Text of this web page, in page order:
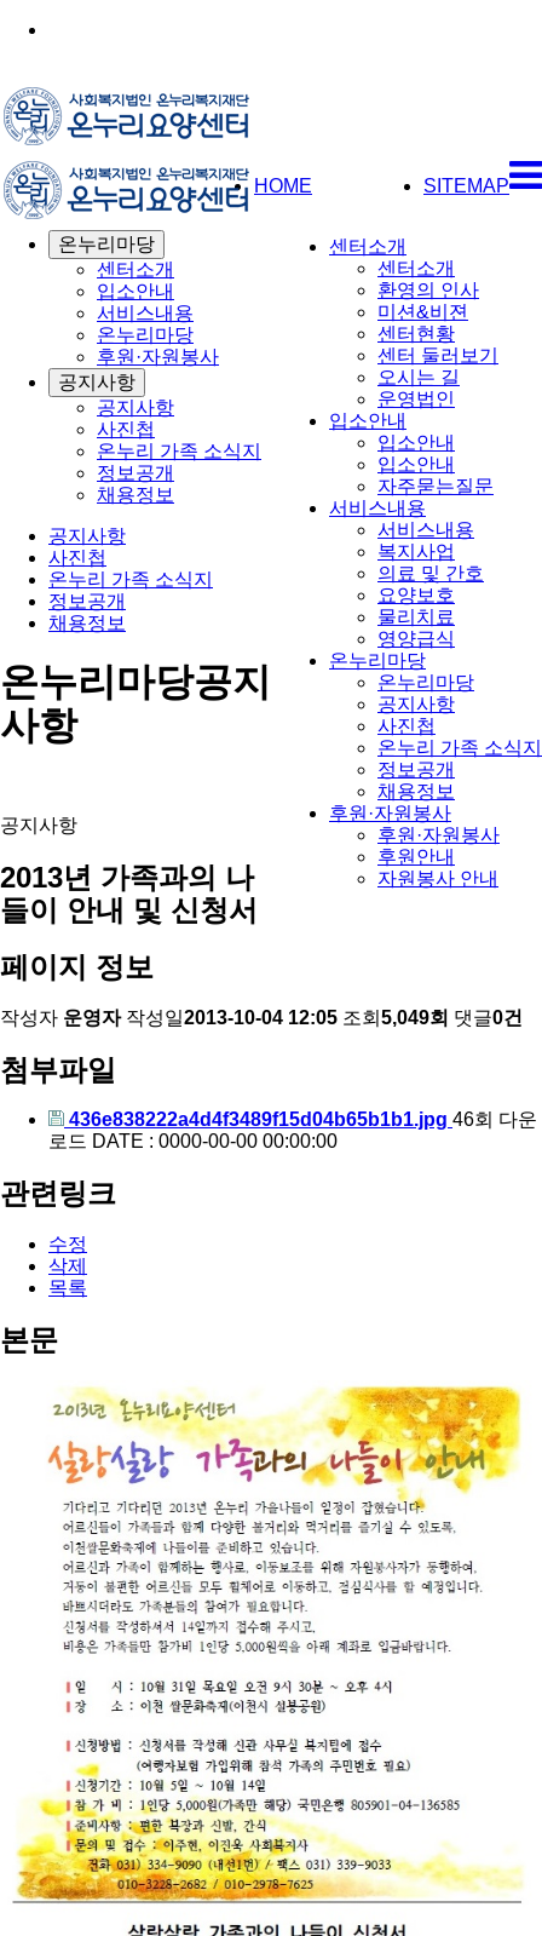
SITEMAP
센터소개
센터소개
환영의 인사
미션&비젼
센터현황
센터 둘러보기
오시는 길
운영법인
입소안내
입소안내
입소안내
자주묻는질문
서비스내용
서비스내용
복지사업
의료 및 간호
요양보호
물리치료
영양급식
온누리마당
온누리마당
공지사항
사진첩
온누리 가족 소식지
정보공개
채용정보
후원·자원봉사
후원·자원봉사
후원안내
자원봉사 안내
HOME
온누리마당
센터소개
입소안내
서비스내용
온누리마당
후원·자원봉사
공지사항
공지사항
사진첩
온누리 가족 소식지
정보공개
채용정보
공지사항
사진첩
온누리 가족 소식지
정보공개
채용정보
온누리마당공지
사항
공지사항
2013년 가족과의 나
들이 안내 및 신청서
페이지 정보
작성자 운영자 작성일2013-10-04 12:05 조회 5,049회 댓글0건
첨부파일
436e838222a4d4f3489f15d04b65b1b1.jpg 46회 다운
로드 DATE : 0000-00-00 00:00:00
관련링크
수정
삭제
목록
본문